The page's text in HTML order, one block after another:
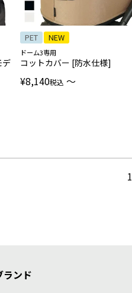
デ
PET NEW
ドーム3専用
コットカバー [防水仕様]
¥8,140税込 〜
ランド